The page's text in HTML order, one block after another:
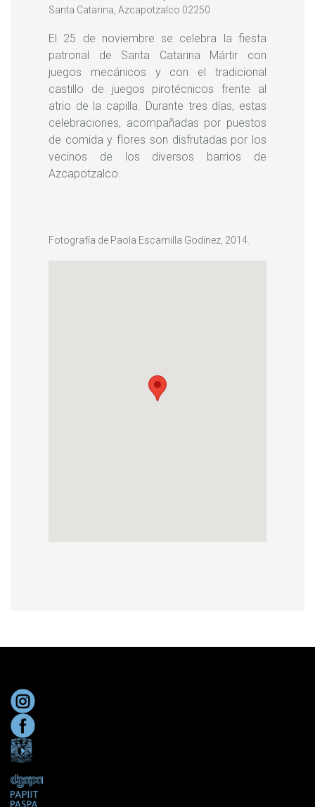
Santa Catarina, Azcapotzalco 02250
El 25 de noviembre se celebra la fiesta
patronal de Santa Catarina Mártir con
juegos mecánicos y con el tradicional
castillo de juegos pirotécnicos frente al
atrio de la capilla. Durante tres días, estas
celebraciones, acompañadas por puestos
de comida y flores son disfrutadas por los
vecinos de los diversos barrios de
Azcapotzalco.
Fotografía de Paola Escamilla Godínez, 2014.